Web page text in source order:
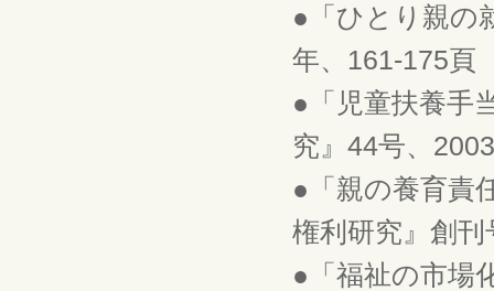
●「ひとり親の
年、161-175頁
●「児童扶養手
究』44号、
●「親の養育責
権利研究』創
●「福祉の市場